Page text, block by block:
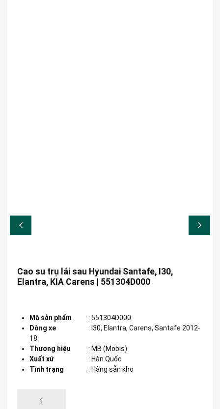
Cao su trụ lái sau Hyundai Santafe, I30,
Elantra, KIA Carens | 551304D000
Mã sản phẩm : 551304D000
Dòng xe
: I30, Elantra, Carens, Santafe 2012-
18
Thương hiệu
: MB (Mobis)
Xuất xứ
: Hàn Quốc
Tình trạng
: Hàng sẵn kho